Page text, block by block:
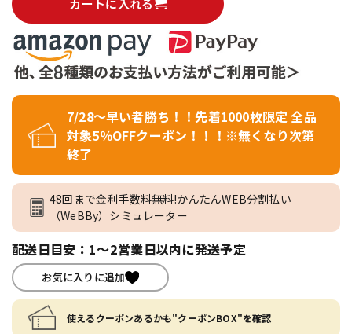
カートに入れる
7/28～早い者勝ち！！先着1000枚限定 全品
対象5％OFFクーポン！！！※無くなり次第
終了
48回まで金利手数料無料!かんたんWEB分割払い
（WeBBy）シミュレーター
配送日目安：1～2営業日以内に発送予定
お気に入りに追加
使えるクーポンあるかも"クーポンBOX"を確認